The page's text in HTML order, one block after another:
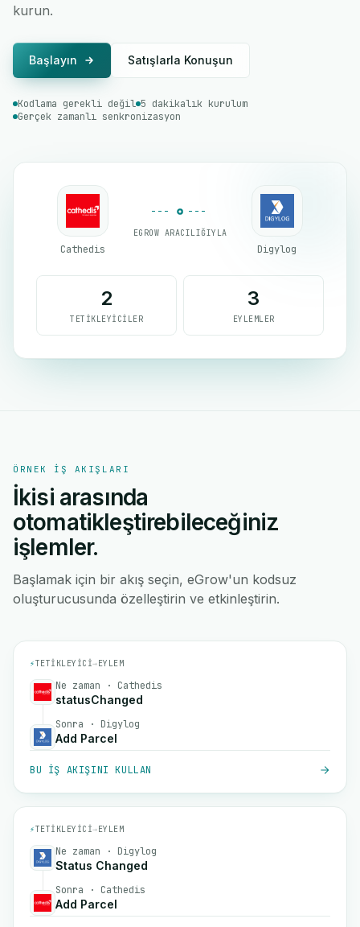
kurun.
Başlayın Satışlarla Konuşun
Kodlama gerekli değil 5 dakikalık kurulum
Gerçek zamanlı senkronizasyon
Cathedis
EGROW ARACILIĞIYLA
Digylog
2
TETIKLEYICILER
3
EYLEMLER
ÖRNEK IŞ AKIŞLARI
İkisi arasında
otomatikleştirebileceğiniz
işlemler.
Başlamak için bir akış seçin, eGrow'un kodsuz
oluşturucusunda özelleştirin ve etkinleştirin.
⚡TETIKLEYICI→EYLEM
Ne zaman · Cathedis
statusChanged
Sonra · Digylog
Add Parcel
BU IŞ AKIŞINI KULLAN
⚡TETIKLEYICI→EYLEM
Ne zaman · Digylog
Status Changed
Sonra · Cathedis
Add Parcel